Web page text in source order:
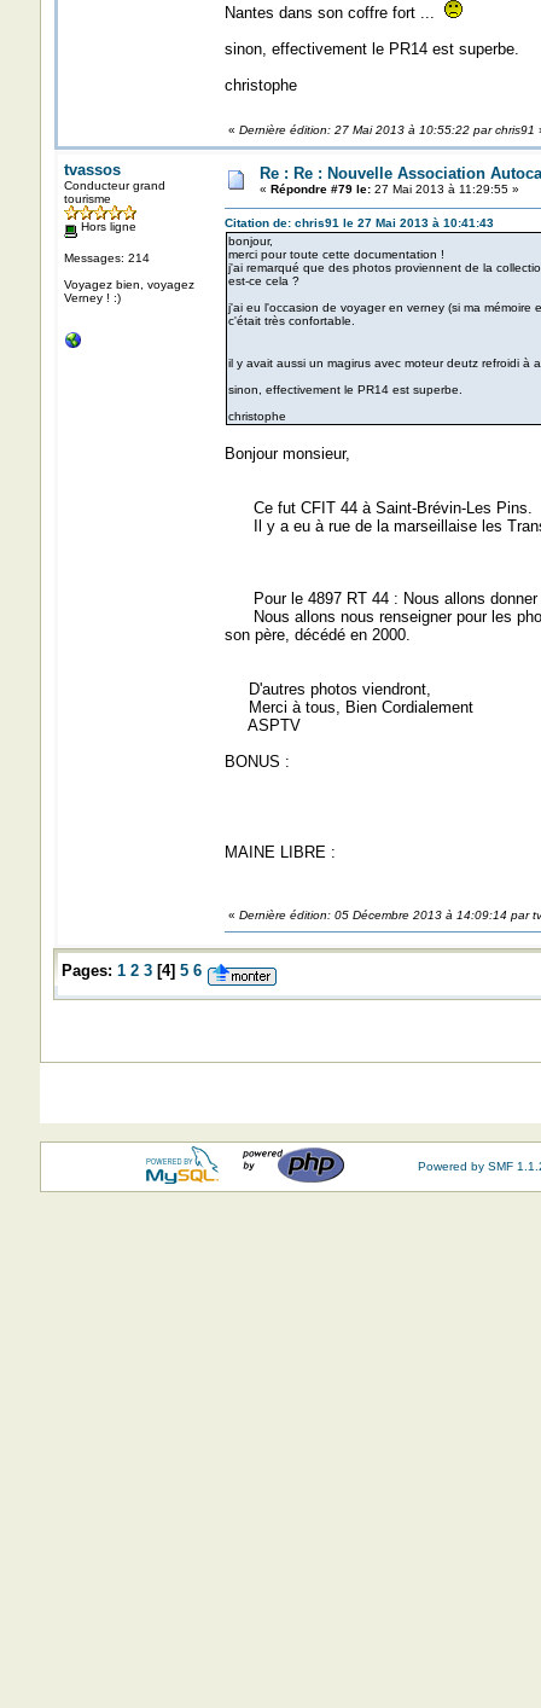
Nantes dans son coffre fort ...
sinon, effectivement le PR14 est superbe.
christophe
« Dernière édition: 27 Mai 2013 à 10:55:22 par chris91
tvassos
Conducteur grand
tourisme
Hors ligne
Messages: 214
Voyagez bien, voyagez
Verney ! :)
Re : Re : Nouvelle Association
« Répondre #79 le:27 Mai 2013 à 11:29:55 »
Citation de: chris91 le 27 Mai 2013 à 10:41:43
bonjour,
merci pour toute cette documentation !
j'ai remarqué que des photos proviennent de la
est-ce cela ?
j'ai eu l'occasion de voyager en verney (si ma
c'était très confortable.
il y avait aussi un magirus avec moteur deutz refroidi
sinon, effectivement le PR14 est superbe.
christophe
Bonjour monsieur,
Ce fut CFIT 44 à Saint-Brévin-Les Pins.
Il y a eu à rue de la marseillaise les
Pour le 4897 RT 44 : Nous allons donner
Nous allons nous renseigner pour les
son père, décédé en 2000.
D'autres photos viendront,
Merci à tous, Bien Cordialement
ASPTV
BONUS :
MAINE LIBRE :
« Dernière édition: 05 Décembre 2013 à 14:09:14 par
Pages: 1 2 3[4] 5 6
Powered by SMF